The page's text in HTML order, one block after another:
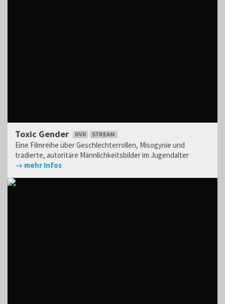
Toxic Gender
Eine Filmreihe über Geschlechterrollen, Misogynie und
tradierte, autoritäre Männlichkeitsbilder im Jugendalter
→ mehr Infos